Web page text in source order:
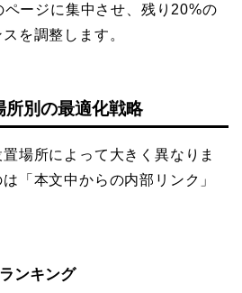
ージに集中させ、残り20%の
を調整します。
所別の最適化戦略
場所によって大きく異なりま
「本文中からの内部リンク」
ンキング